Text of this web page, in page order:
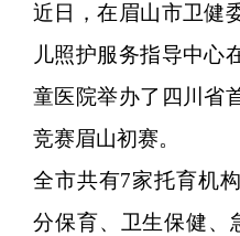
近日，在眉山市卫健
儿照护服务指导中心
童医院举办了四川省
竞赛眉山初赛。
全市共有7家托育机
分保育、卫生保健、